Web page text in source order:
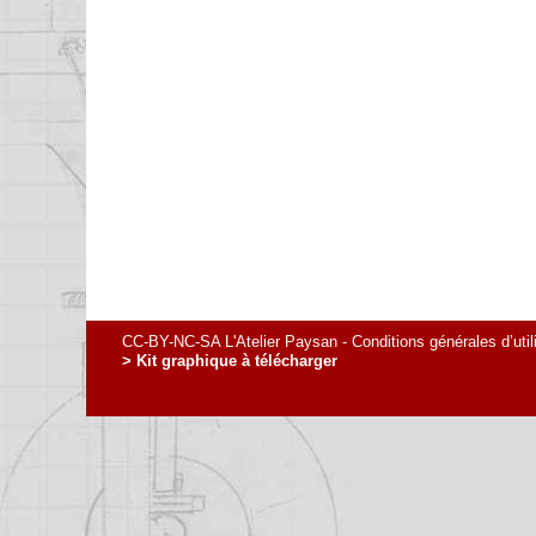
CC-BY-NC-SA L'Atelier Paysan - Conditions générales
> Kit graphique à télécharger